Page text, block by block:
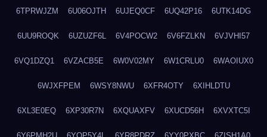
6TPRWJZM 6U06OJTH 6UJEQ0CF 6UQ42P16 6UTK14DG
6UU9ROQK 6UZUZF6L 6V4POCW2 6V6FZLKN 6VJVHI57
6VQ1DZQ1 6VZACB5E 6W0V02MY 6W1CRLU0 6WAOIUX0
6WJXFPEM 6WSY8NWU 6XFR4OTY 6XIHLDTU
6XL3E0EQ 6XP30R7N 6XQUAXFV 6XUCD56H 6XVXTC5I